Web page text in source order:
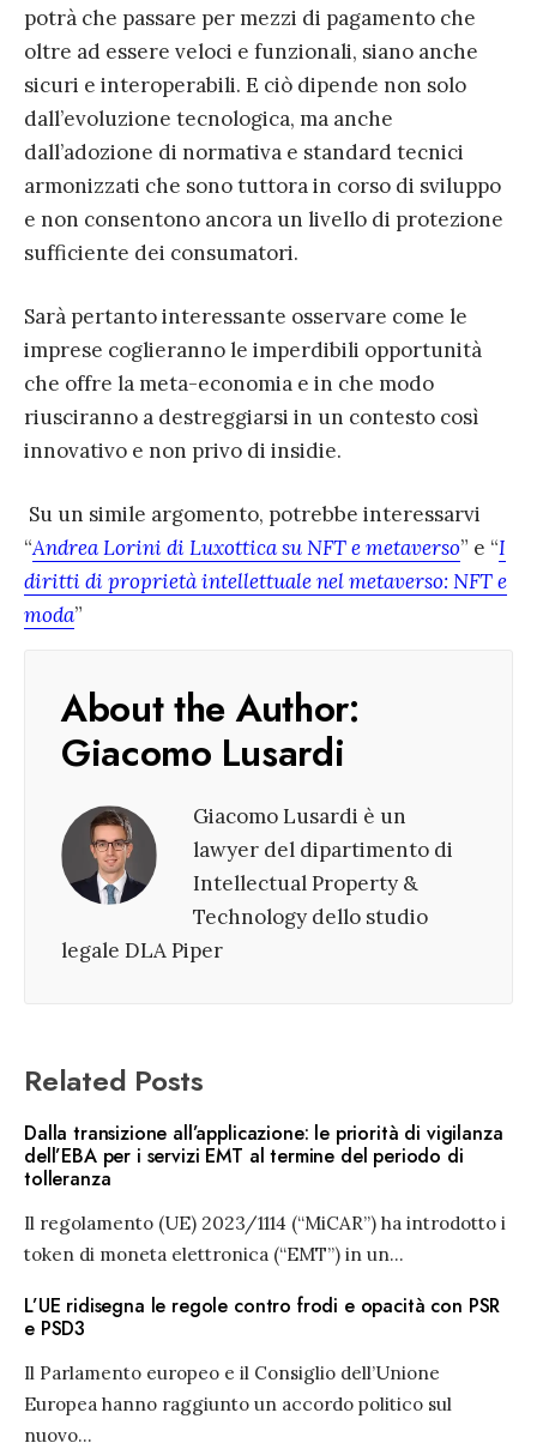
potrà che passare per mezzi di pagamento che
oltre ad essere veloci e funzionali, siano anche
sicuri e interoperabili. E ciò dipende non solo
dall’evoluzione tecnologica, ma anche
dall’adozione di normativa e standard tecnici
armonizzati che sono tuttora in corso di sviluppo
e non consentono ancora un livello di protezione
sufficiente dei consumatori.
Sarà pertanto interessante osservare come le
imprese coglieranno le imperdibili opportunità
che offre la meta-economia e in che modo
riusciranno a destreggiarsi in un contesto così
innovativo e non privo di insidie.
Su un simile argomento, potrebbe interessarvi
“Andrea Lorini di Luxottica su NFT e metaverso” e “I
diritti di proprietà intellettuale nel metaverso: NFT e
moda”
About the Author:
Giacomo Lusardi
Giacomo Lusardi è un
lawyer del dipartimento di
Intellectual Property &
Technology dello studio
legale DLA Piper
Related Posts
Dalla transizione all’applicazione: le priorità di vigilanza
dell’EBA per i servizi EMT al termine del periodo di
tolleranza
Il regolamento (UE) 2023/1114 (“MiCAR”) ha introdotto i
token di moneta elettronica (“EMT”) in un...
L’UE ridisegna le regole contro frodi e opacità con PSR
e PSD3
Il Parlamento europeo e il Consiglio dell’Unione
Europea hanno raggiunto un accordo politico sul
nuovo...